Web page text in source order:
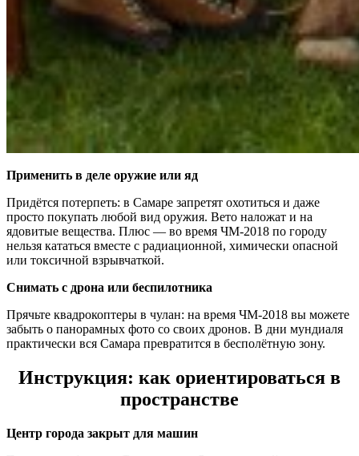
Применить в деле оружие или яд
Придётся потерпеть: в Самаре запретят охотиться и даже
просто покупать любой вид оружия. Вето наложат и на
ядовитые вещества. Плюс — во время ЧМ-2018 по городу
нельзя кататься вместе с радиационной, химически опасной
или токсичной взрывчаткой.
Снимать с дрона или беспилотника
Прячьте квадрокоптеры в чулан: на время ЧМ-2018 вы можете
забыть о панорамных фото со своих дронов. В дни мундиаля
практически вся Самара превратится в бесполётную зону.
Инструкция: как ориентироваться в
пространстве
Центр города закрыт для машин